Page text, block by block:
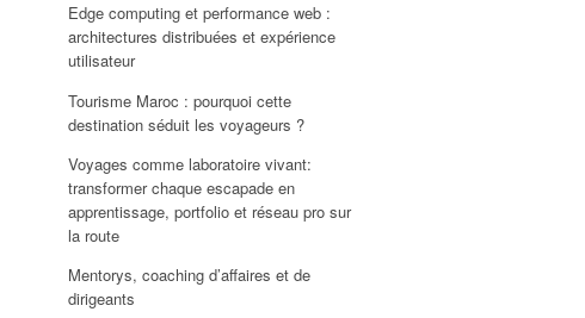
Edge computing et performance web :
architectures distribuées et expérience
utilisateur
Tourisme Maroc : pourquoi cette
destination séduit les voyageurs ?
Voyages comme laboratoire vivant:
transformer chaque escapade en
apprentissage, portfolio et réseau pro sur
la route
Mentorys, coaching d’affaires et de
dirigeants